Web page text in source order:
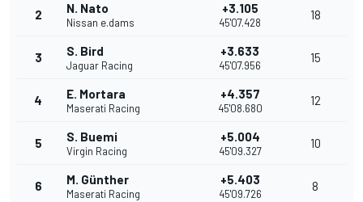
2 N. Nato
Nissan e.dams
+3.105
45'07.428
18
3 S. Bird
Jaguar Racing
+3.633
45'07.956
15
4 E. Mortara
Maserati Racing
+4.357
45'08.680
12
5 S. Buemi
Virgin Racing
+5.004
45'09.327
10
6 M. Günther
Maserati Racing
+5.403
45'09.726
8